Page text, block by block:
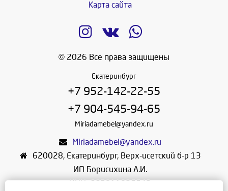
Карта сайта
© 2026 Все права защищены
Екатеринбург
+7 952-142-22-55
+7 904-545-94-65
Miriadamebel@yandex.ru
Miriadamebel@yandex.ru
620028, Екатеринбург, Верх-исетский б-р 13
ИП Борисихина А.И.
ИНН: 665811825542